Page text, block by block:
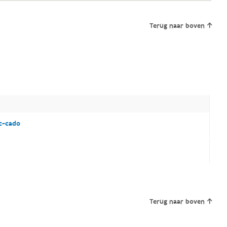
Terug naar boven
cado
Terug naar boven